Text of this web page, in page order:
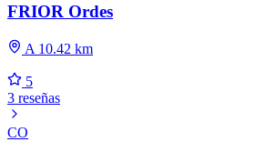
FRIOR Ordes
A 10.42 km
5
3 reseñas
CO